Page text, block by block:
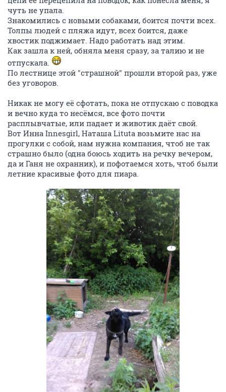
чуть не упала.
Знакомились с новыми собаками, боится почти всех.
Толпы людей с пляжа идут, всех боится, даже
хвостик поджимает. Надо работать над этим.
Как зашла к ней, обняла меня сразу, за талию и не
отпускала.
По лестнице этой "страшной" прошли второй раз, уже
без уговоров.
Никак не могу её сфотать, пока не отпускаю с поводка
и вечно куда то несёмся, все фото почти
расплывчатые, или падает и животик даёт свой.
Вот Инна Innesgirl, Наташа Lituta возьмите нас на
прогулки с собой, нам нужна компания, чтоб не так
страшно было (одна боюсь ходить на речку вечером,
да и Ганя не охранник), и пофотаемся хоть, чтоб были
летние красивые фото для пиара.